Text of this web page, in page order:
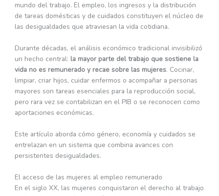
mundo del trabajo. El empleo, los ingresos y la distribución
de tareas domésticas y de cuidados constituyen el núcleo de
las desigualdades que atraviesan la vida cotidiana.
Durante décadas, el análisis económico tradicional invisibilizó
un hecho central: la mayor parte del trabajo que sostiene la
vida no es remunerado y recae sobre las mujeres. Cocinar,
limpiar, criar hijos, cuidar enfermos o acompañar a personas
mayores son tareas esenciales para la reproducción social,
pero rara vez se contabilizan en el PIB o se reconocen como
aportaciones económicas.
Este artículo aborda cómo género, economía y cuidados se
entrelazan en un sistema que combina avances con
persistentes desigualdades.
El acceso de las mujeres al empleo remunerado
En el siglo XX, las mujeres conquistaron el derecho al trabajo